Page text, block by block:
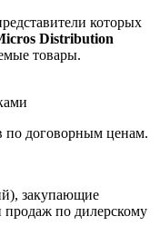
которых
Distribution
товары.
по договорным ценам.
закупающие
по дилерскому